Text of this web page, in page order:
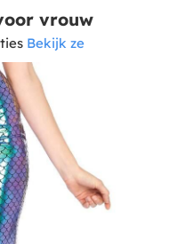
vrouw
Bekijk ze